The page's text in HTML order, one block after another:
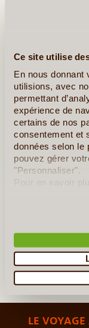
Ce site utilise
En nous donnant
utilisions, avec
permettant
expérience de
certains de nos
consentement et
données selon le
pouvez gérer
"Personnaliser".
Pour en savoir
Découvrez les
jours, alliant
l'histoire de la
dans la beauté du
LE